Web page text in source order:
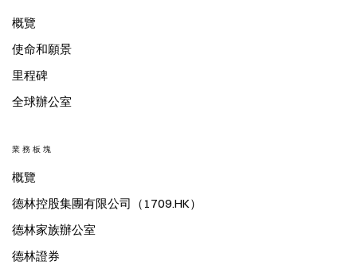
概覽
使命和願景
里程碑
全球辦公室
業務板塊
概覽
德林控股集團有限公司（1709.HK）
德林家族辦公室
德林證券